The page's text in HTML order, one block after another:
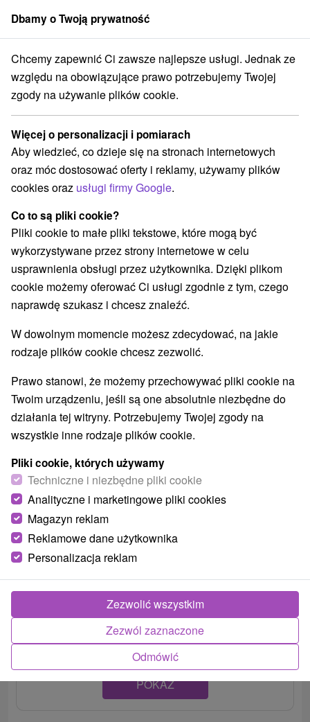
członek grupySorger
Drevenice Stredné Slovensko Žilinský kraj Ivachnová
Drevenice Ivachnová
Kategorie
Wszystkie kategorie
Apartmány(2)
Chaty na prenájom(2) Drevenice
Wybierz lokalizację lub datę
WSZYSTKO NAJTAŃSZE NAJDROŻSZE NA
Chatky na Majeri Ivachnová
Ivachnová
Útulné drevenicové chatky v obci Ivachnová, necelé 2 km
od vodného raja Bešeňová....
POKAZ
Dbamy o Twoją prywatność
Chcemy zapewnić Ci zawsze najlepsze usługi. Jednak ze
względu na obowiązujące prawo potrzebujemy Twojej
zgody na używanie plików cookie.
Więcej o personalizacji i pomiarach
Aby wiedzieć, co dzieje się na stronach internetowych
oraz móc dostosować oferty i reklamy, używamy plików
cookies oraz usługi firmy Google.
Co to są pliki cookie?
Pliki cookie to małe pliki tekstowe, które mogą być
wykorzystywane przez strony internetowe w celu
usprawnienia obsługi przez użytkownika. Dzięki plikom
cookie możemy oferować Ci usługi zgodnie z tym, czego
naprawdę szukasz i chcesz znaleźć.
W dowolnym momencie możesz zdecydować, na jakie
rodzaje plików cookie chcesz zezwolić.
Prawo stanowi, że możemy przechowywać pliki cookie na
Twoim urządzeniu, jeśli są one absolutnie niezbędne do
działania tej witryny. Potrzebujemy Twojej zgody na
wszystkie inne rodzaje plików cookie.
Pliki cookie, których używamy
Techniczne i niezbędne pliki cookie
Analityczne i marketingowe pliki cookies
Magazyn reklam
Reklamowe dane użytkownika
Personalizacja reklam
Odmówić
Zezwól zaznaczone
Zezwolić wszystkim